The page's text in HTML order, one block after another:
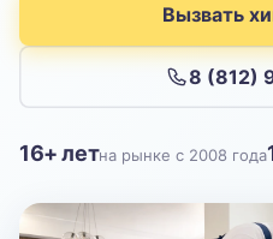
Вызвать
8 (812)
16+ летна рынке с 2008 года